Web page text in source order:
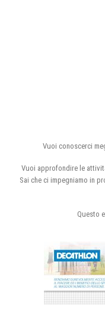
Vuoi conoscerci
Vuoi approfondire le
Sai che ci impegniamo in
Questo